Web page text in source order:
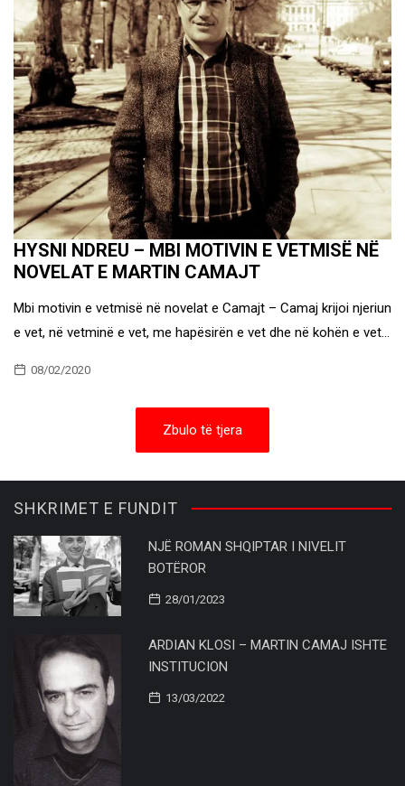
HYSNI NDREU – MBI MOTIVIN E VETMISË NË
NOVELAT E MARTIN CAMAJT
Mbi motivin e vetmisë në novelat e Camajt – Camaj krijoi njeriun
e vet, në vetminë e vet, me hapësirën e vet dhe në kohën e vet…
08/02/2020
Zbulo të tjera
SHKRIMET E FUNDIT
NJË ROMAN SHQIPTAR I NIVELIT
BOTËROR
28/01/2023
ARDIAN KLOSI – MARTIN CAMAJ ISHTE
INSTITUCION
13/03/2022